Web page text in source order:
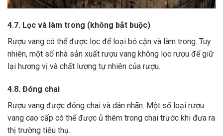
4.7. Lọc và làm trong (không bắt buộc)
Rượu vang có thể được lọc để loại bỏ cặn và làm trong. Tuy
nhiên, một số nhà sản xuất rượu vang không lọc rượu để giữ
lại hương vị và chất lượng tự nhiên của rượu.
4.8. Đóng chai
Rượu vang được đóng chai và dán nhãn. Một số loại rượu
vang cao cấp có thể được ủ thêm trong chai trước khi đưa ra
thị trường tiêu thụ.